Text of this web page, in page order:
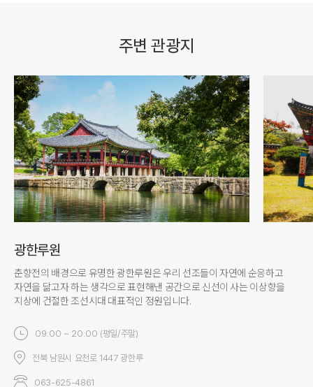
주변 관광지
광한루원
춘향전의 배경으로 유명한 광한루원은 우리 선조들이 자연에 순응하고
자연을 닮고자 하는 생각으로 표현해낸 공간으로 신선이 사는 이상향을
지상에 건절한 조선시대 대표적인 정원입니다.
09:00 ~ 20:00 (평일/주말)
전북 남원시 요천로 1447 광한루
063-625-4861